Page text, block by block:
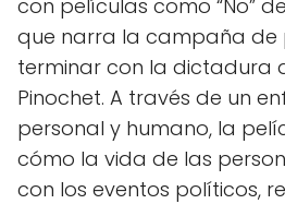
con películas como “No”
que narra la campaña de
terminar con la dictadura
Pinochet. A través de un
personal y humano, la
cómo la vida de las
con los eventos políticos,